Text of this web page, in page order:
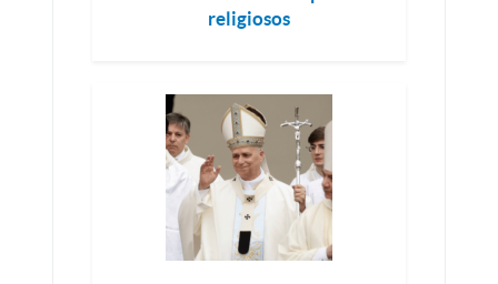
religiosos